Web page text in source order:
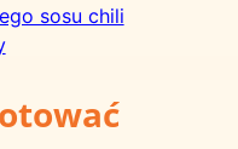
sosu chili